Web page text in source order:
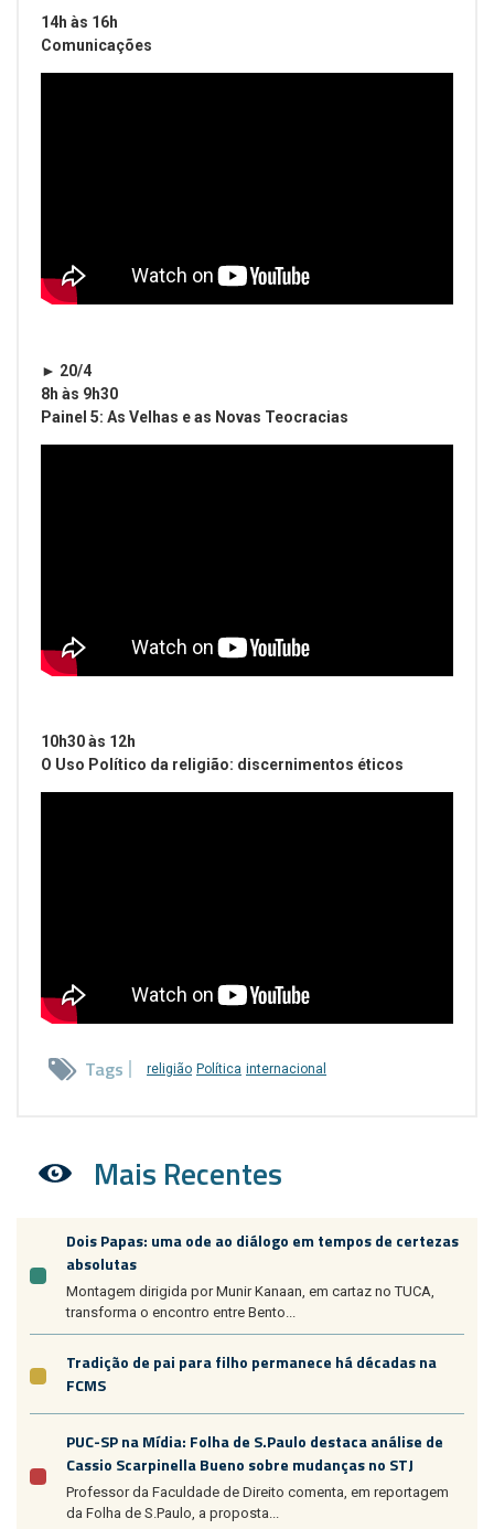
14h às 16h
Comunicações
► 20/4
8h às 9h30
Painel 5: As Velhas e as Novas Teocracias
10h30 às 12h
O Uso Político da religião: discernimentos éticos
Tags religião Política internacional
Mais Recentes
Dois Papas: uma ode ao diálogo em tempos de certezas
absolutas
Montagem dirigida por Munir Kanaan, em cartaz no TUCA,
transforma o encontro entre Bento...
Tradição de pai para filho permanece há décadas na
FCMS
PUC-SP na Mídia: Folha de S.Paulo destaca análise de
Cassio Scarpinella Bueno sobre mudanças no STJ
Professor da Faculdade de Direito comenta, em reportagem
da Folha de S.Paulo, a proposta...